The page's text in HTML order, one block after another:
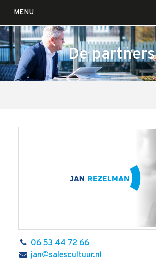
MENU
Iets over joúw SalesCultuur
Onze dienstverlening
Commerciële diagnoses
De partners
06 53 44 72 66
jan@salescultuur.nl